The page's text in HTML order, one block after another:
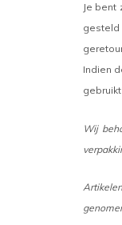
Je
Indien
Wij